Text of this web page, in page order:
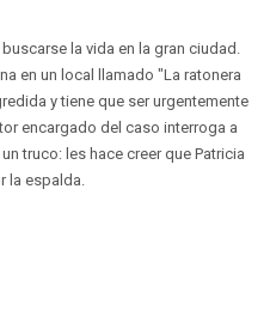
la vida en la gran ciudad.
en un local llamado "La ratonera
y tiene que ser urgentemente
encargado del caso interroga a
truco: les hace creer que Patricia
la espalda.